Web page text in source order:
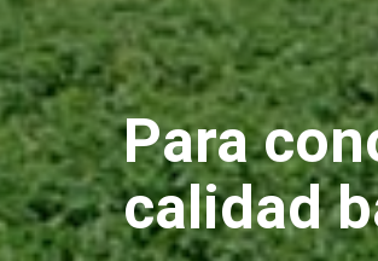
Para
calidad